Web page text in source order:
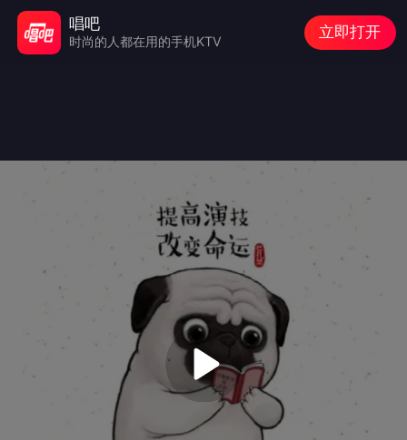
唱吧
时尚的人都在用的手机KTV
立即打开